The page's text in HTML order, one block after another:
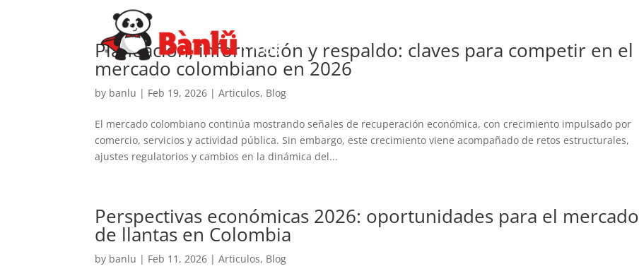
Planeación, información y respaldo: claves para competir en el
mercado colombiano en 2026
by banlu | Feb 19, 2026 |Articulos, Blog
El mercado colombiano continúa mostrando señales de recuperación económica, con crecimiento impulsado por
comercio, servicios y actividad pública. Sin embargo, este crecimiento viene acompañado de retos estructurales,
ajustes regulatorios y cambios en la dinámica del...
Perspectivas económicas 2026: oportunidades para el mercado
de llantas en Colombia
by banlu | Feb 11, 2026 |Articulos, Blog